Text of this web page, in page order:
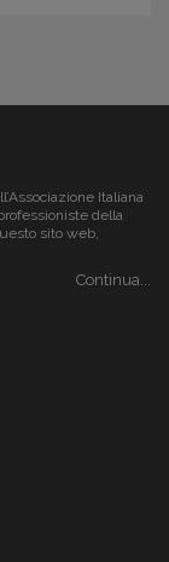
Italiana
della
sito web,
Continua...